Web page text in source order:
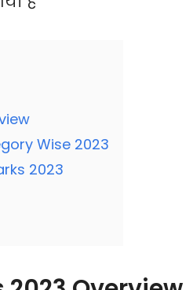
Wise 2023
2023